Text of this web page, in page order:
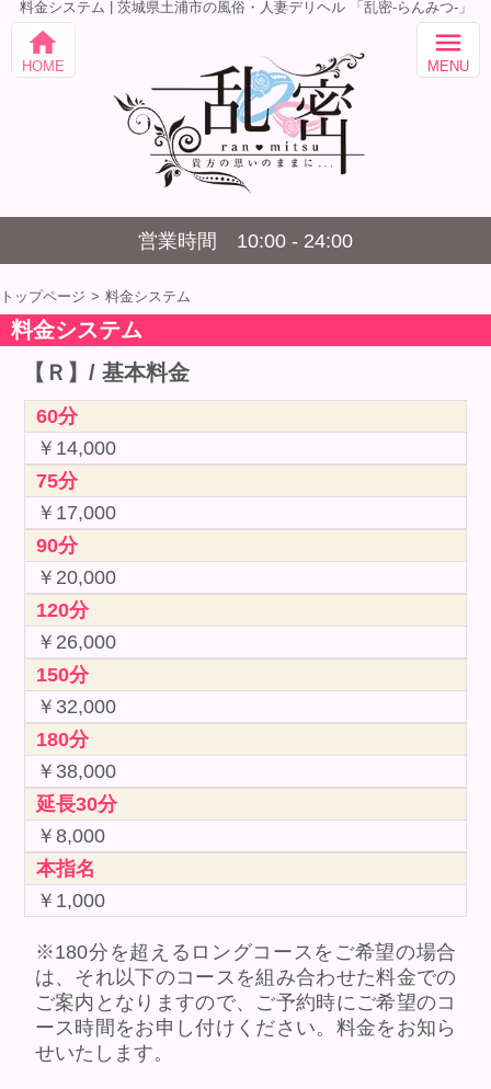
料金システム | 茨城県土浦市の風俗・人妻デリヘル 「乱密-らんみつ-」
営業時間 10:00 - 24:00
home
HOME
menu
MENU
トップページ 料金システム
料金システム
【Ｒ】/ 基本料金
60分
￥14,000
75分
￥17,000
90分
￥20,000
120分
￥26,000
150分
￥32,000
180分
￥38,000
延長30分
￥8,000
本指名
￥1,000
※180分を超えるロングコースをご希望の場合
は、それ以下のコースを組み合わせた料金での
ご案内となりますので、ご予約時にご希望のコ
ース時間をお申し付けください。料金をお知ら
せいたします。